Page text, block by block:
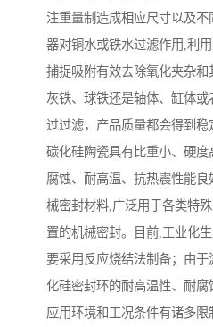
注重量制造成相应尺寸以及
器对铜水或铁水过滤作用,利
捕捉吸附有效去除氧化夹杂
灰铁、球铁还是轴体、缸体
过过滤，产品质量都会得到稳
碳化硅陶瓷具有比重小、硬
腐蚀、耐高温、抗热震性能
械密封材料,广泛用于各类特
置的机械密封。目前,工业化
要采用反应烧结法制备；由
化硅密封环的耐高温性、耐
应用环境和工况条件有诸多